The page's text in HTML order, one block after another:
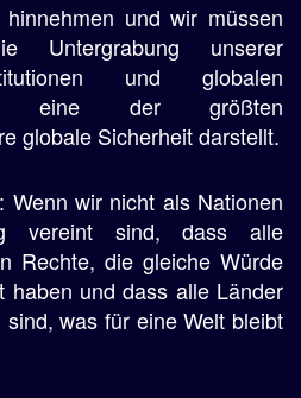
und wir müssen
Untergrabung unserer
und globalen
eine der größten
globale Sicherheit darstellt.
Wenn wir nicht als Nationen
vereint sind, dass alle
Rechte, die gleiche Würde
haben und dass alle Länder
was für eine Welt bleibt